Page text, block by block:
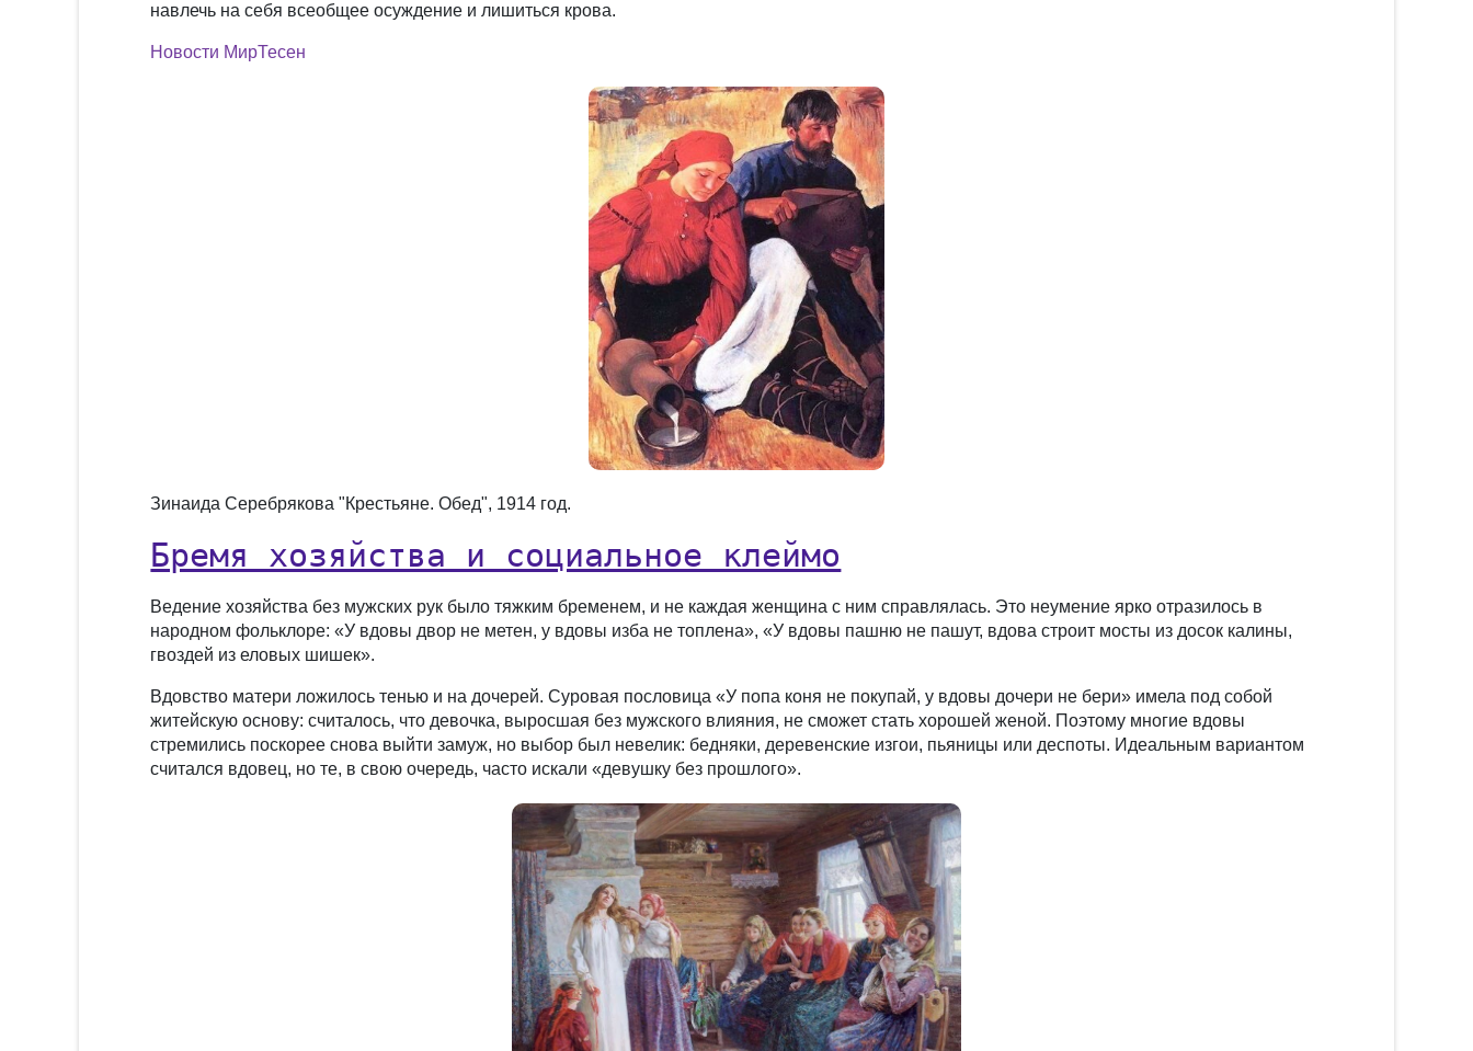
навлечь на себя всеобщее осуждение и лишиться крова.
Новости МирТесен
Зинаида Серебрякова "Крестьяне. Обед", 1914 год.
Бремя хозяйства и социальное клеймо
Ведение хозяйства без мужских рук было тяжким бременем, и не каждая женщина с ним справлялась. Это неумение ярко отразилось в
народном фольклоре: «У вдовы двор не метен, у вдовы изба не топлена», «У вдовы пашню не пашут, вдова строит мосты из досок калины,
гвоздей из еловых шишек».
Вдовство матери ложилось тенью и на дочерей. Суровая пословица «У попа коня не покупай, у вдовы дочери не бери» имела под собой
житейскую основу: считалось, что девочка, выросшая без мужского влияния, не сможет стать хорошей женой. Поэтому многие вдовы
стремились поскорее снова выйти замуж, но выбор был невелик: бедняки, деревенские изгои, пьяницы или деспоты. Идеальным вариантом
считался вдовец, но те, в свою очередь, часто искали «девушку без прошлого».